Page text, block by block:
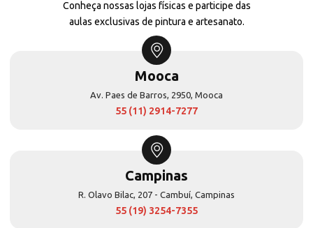
Conheça nossas lojas físicas e participe das
aulas exclusivas de pintura e artesanato.
Mooca
Av. Paes de Barros, 2950, Mooca
55 (11) 2914-7277
Campinas
R. Olavo Bilac, 207 - Cambuí, Campinas
55 (19) 3254-7355